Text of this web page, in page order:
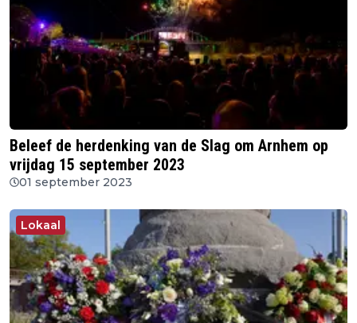
Beleef de herdenking van de Slag om Arnhem op
vrijdag 15 september 2023
01 september 2023
Lokaal